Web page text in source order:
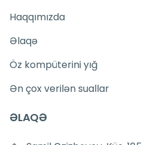
Haqqımızda
Əlaqə
Öz kompüterini yığ
Ən çox verilən suallar
ƏLAQƏ